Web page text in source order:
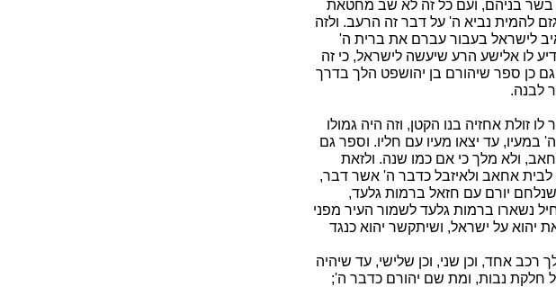
בשר בניהם, ועם כל זה לא שב מחטאת
להמית נביא ה' על דבר זה הרעב. ולזה
לישראל בעבור עברם את ברית ה'
לו אלישע הרע שיעשה לישראל, כי זה
כן ספר שיהורם בן יהושפט הלך בדרך
לבנה.
זולת אחזיה בנו הקטן, וזה היה גמולו
במעיו, עד יצאו מעיו עם חליו. וספר גם
ולא מלך כי אם כמו שנה. ולזאת
לבית אחאב ולאיזבל כדבר ה' אשר דבר,
יורם עם חזאל ברמות גלעד,
נשארו ברמות גלעד לשמור העיר מפני
יהוא על ישראל, ושיתקשר יהוא כנגד
אחד, וכן שני, וכן שלישי, עד שיהיה
חלקת נבות, ומת שם יהורם כדבר ה';